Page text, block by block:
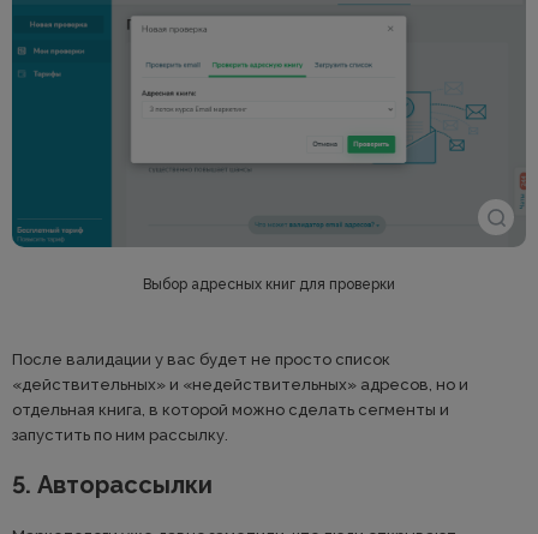
Выбор адресных книг для проверки
После валидации у вас будет не просто список
«действительных» и «недействительных» адресов, но и
отдельная книга, в которой можно сделать сегменты и
запустить по ним рассылку.
5. Авторассылки